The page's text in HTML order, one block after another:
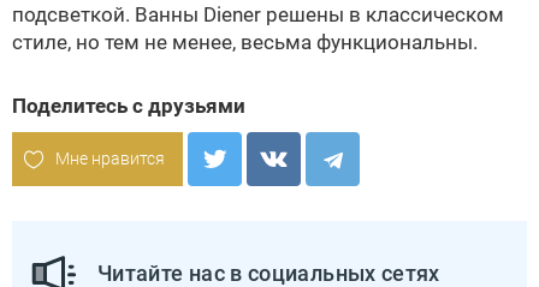
подсветкой. Ванны Diener решены в классическом
стиле, но тем не менее, весьма функциональны.
Поделитесь с друзьями
Мне нравится
Читайте нас в социальных сетях